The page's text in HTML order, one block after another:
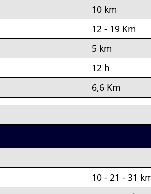
10 km
12 - 19 Km
5 km
12 h
6,6 Km
10 - 21 - 31